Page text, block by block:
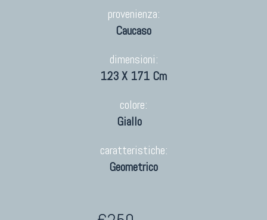
provenienza:
Caucaso
dimensioni:
123 X 171 Cm
colore:
Giallo
caratteristiche:
Geometrico